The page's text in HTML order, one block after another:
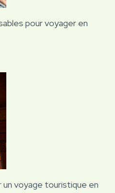
pour voyager en
voyage touristique en